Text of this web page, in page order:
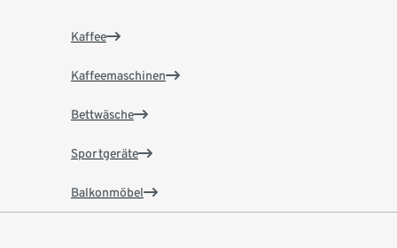
Kaffee
Kaffeemaschinen
Bettwäsche
Sportgeräte
Balkonmöbel